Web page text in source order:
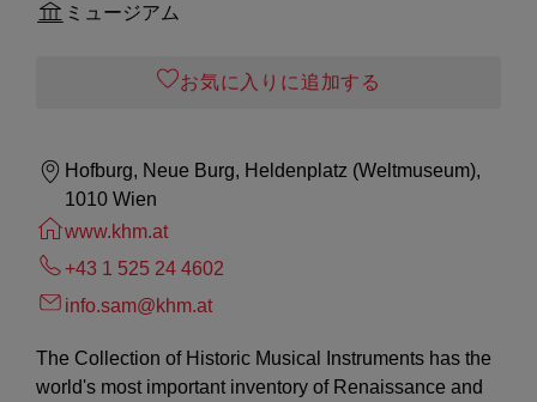
ミュージアム
お気に入りに追加する
Hofburg, Neue Burg, Heldenplatz (Weltmuseum),
1010 Wien
www.khm.at
+43 1 525 24 4602
info.sam@khm.at
The Collection of Historic Musical Instruments has the
world's most important inventory of Renaissance and